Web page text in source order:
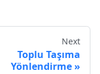
Next
Toplu Taşıma
Yönlendirme